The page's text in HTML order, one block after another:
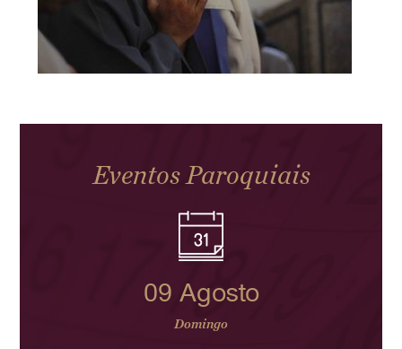
Eventos Paroquiais
09 Agosto
Domingo